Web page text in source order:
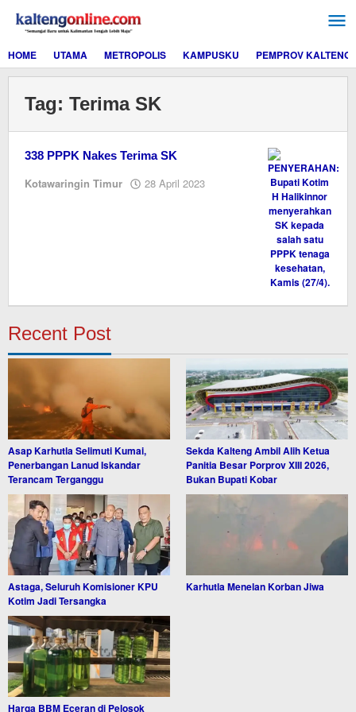
konten
HOME
UTAMA METROPOLIS KAMPUSKU PEMPROV KALTENG
Tag: Terima SK
338 PPPK Nakes Terima SK
Kotawaringin Timur 28 April 2023
Recent Post
Asap Karhutla Selimuti Kumai,
Penerbangan Lanud Iskandar
Terancam Terganggu
Sekda Kalteng Ambil Alih Ketua
Panitia Besar Porprov XIII 2026,
Bukan Bupati Kobar
Astaga, Seluruh Komisioner KPU
Kotim Jadi Tersangka
Karhutla Menelan Korban Jiwa
Harga BBM Eceran di Pelosok